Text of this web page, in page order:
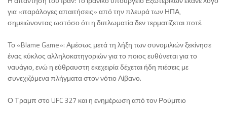
για «παράλογες απαιτήσεις» από την πλευρά των ΗΠΑ,
σημειώνοντας ωστόσο ότι η διπλωματία δεν τερματίζεται ποτέ.
Το «Blame Game»: Αμέσως μετά τη λήξη των συνομιλιών ξεκίνησε
ένας κύκλος αλληλοκατηγοριών για το ποιος ευθύνεται για το
ναυάγιο, ενώ η εύθραυστη εκεχειρία δέχεται ήδη πιέσεις με
συνεχιζόμενα πλήγματα στον νότιο Λίβανο.
Ο Τραμπ στο UFC 327 και η ενημέρωση από τον Ρούμπιο